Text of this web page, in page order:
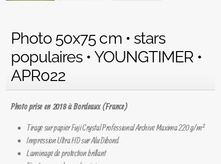
Photo 50x75 cm • stars
populaires • YOUNGTIMER •
APR022
Photo prise en 2018 à Bordeaux (France)
Tirage sur papier Fuji Crystal Professional Archive Maxima 220 g/m²
Impression Ultra HD sur Alu Dibond
Laminage de protection brillant